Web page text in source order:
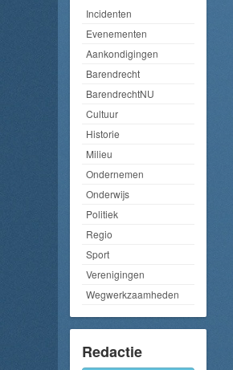
Incidenten
Evenementen
Aankondigingen
Barendrecht
BarendrechtNU
Cultuur
Historie
Milieu
Ondernemen
Onderwijs
Politiek
Regio
Sport
Verenigingen
Wegwerkzaamheden
Redactie